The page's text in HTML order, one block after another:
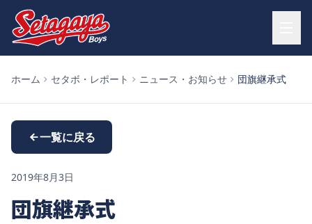
ホーム セタボ・レポート ニュース・お知らせ 団旗継承式
一覧に戻る
2019年8月3日
団旗継承式